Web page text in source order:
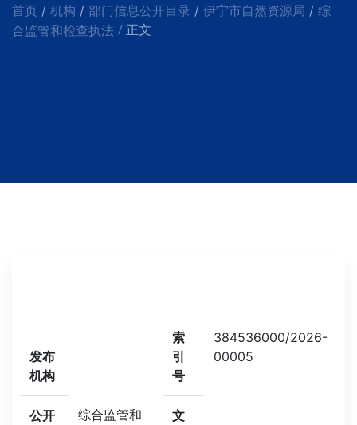
首页 / 机构 / 部门信息公开目录 / 伊宁市自然资源局 / 综
合监管和检查执法 / 正文
发布
机构
索
引
号
384536000/2026-
00005
公开
综合监管和
文